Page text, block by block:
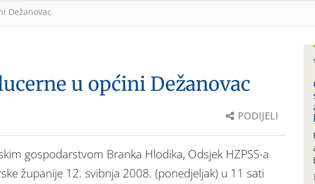
Dežanovac
u općini Dežanovac
PODIJELI
gospodarstvom Branka Hlodika, Odsjek HZPSS-a
županije 12. svibnja 2008. (ponedjeljak) u 11 sati